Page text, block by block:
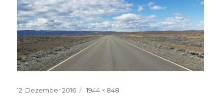
Veröffentlicht
12. Dezember 2016
Volle
1944 × 848